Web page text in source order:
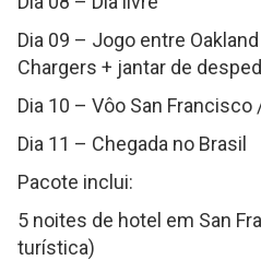
Dia 09 – Jogo entre
Chargers + jantar de
Dia 10 – Vôo San Francisco
Dia 11 – Chegada no Brasil
Pacote inclui:
5 noites de hotel em San
turística)